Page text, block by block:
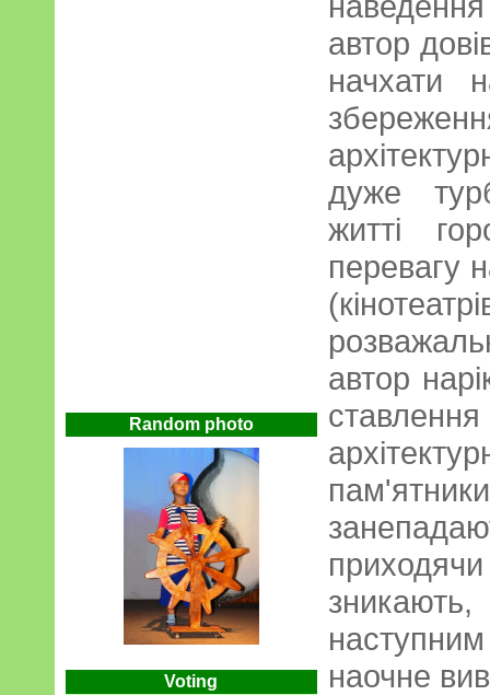
Random photo
Voting
автор
начхати
дуже
житті
перевагу
автор
наочне